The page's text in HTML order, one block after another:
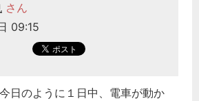
さん
09:15
のように１日中、電車が動か